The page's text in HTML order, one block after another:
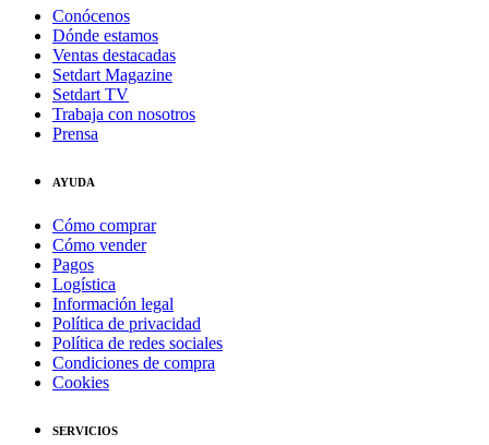
Conócenos
Dónde estamos
Ventas destacadas
Setdart Magazine
Setdart TV
Trabaja con nosotros
Prensa
AYUDA
Cómo comprar
Cómo vender
Pagos
Logística
Información legal
Política de privacidad
Política de redes sociales
Condiciones de compra
Cookies
SERVICIOS